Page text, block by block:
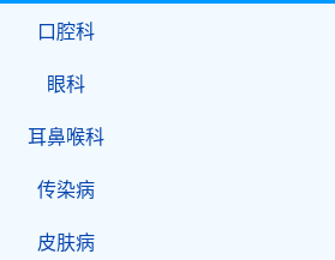
口腔科
眼科
耳鼻喉科
传染病
皮肤病